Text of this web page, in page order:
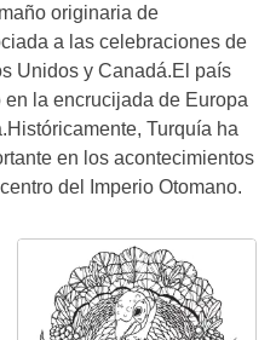
originaria de
a las celebraciones de
Unidos y Canadá.El país
en la encrucijada de Europa
Turquía ha
en los acontecimientos
del Imperio Otomano.